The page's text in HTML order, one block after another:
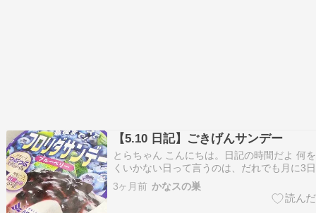
【5.10 日記】ごきげんサンデー
とらちゃん こんにちは。日記の時間だよ 何
くいかない日って言うのは、だれでも月に3
れていると思う。 パソコンに向かってもう
ない、ご飯を作れば微妙に焦げる、洗濯物は
っても寝付けない。 こういう時は本当に何
3ヶ月前 かなスの巣